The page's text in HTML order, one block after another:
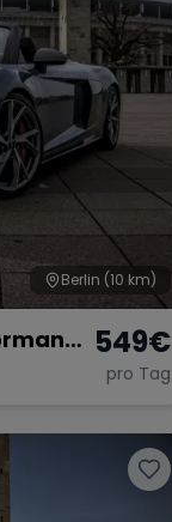
Berlin (10 km)
549€
pro Tag